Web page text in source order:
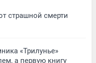
страшной смерти
«Трилунье»
а первую книгу